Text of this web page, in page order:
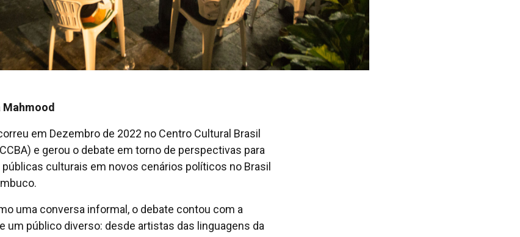
Mahmood
em Dezembro de 2022 no Centro Cultural Brasil
e gerou o debate em torno de perspectivas para
culturais em novos cenários políticos no Brasil
uma conversa informal, o debate contou com a
um público diverso: desde artistas das linguagens da